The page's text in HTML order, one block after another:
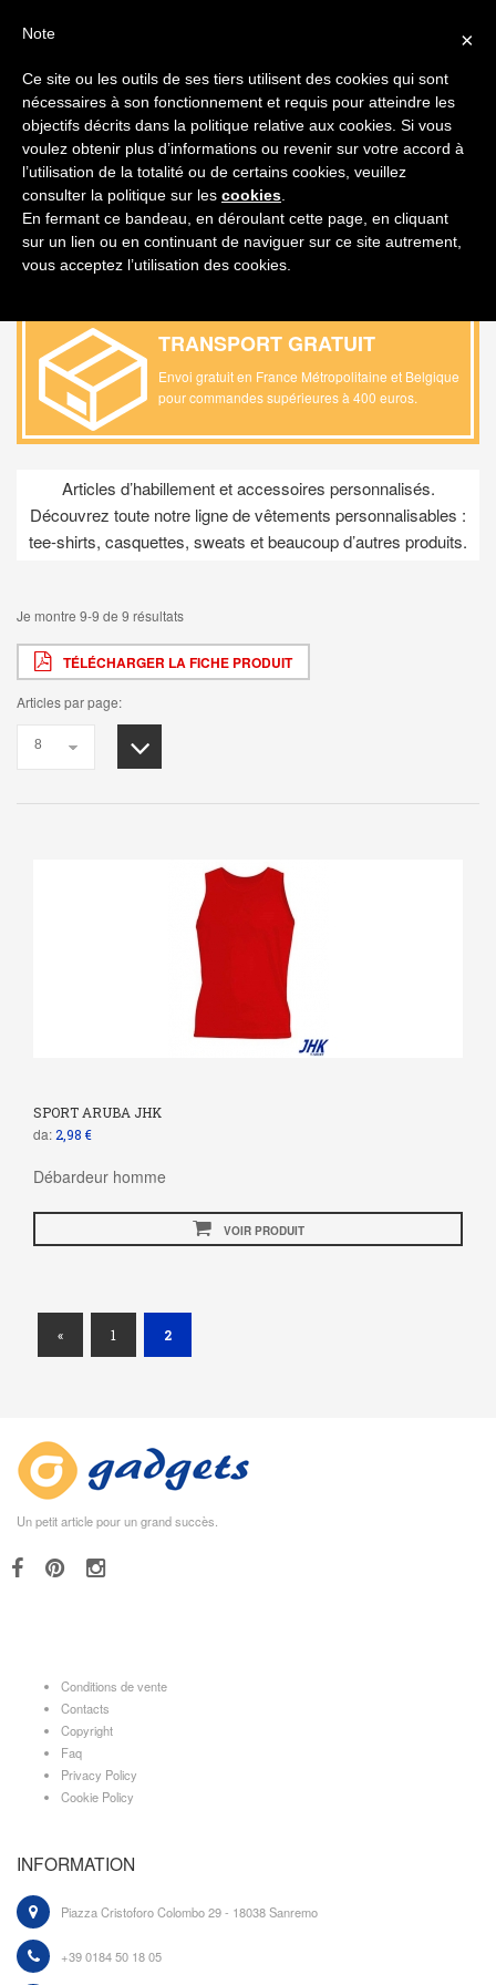
PRODUIT / VÊTEMENTS & ACCESSOIRES /
DÉBARDEURS
TRANSPORT GRATUIT
Envoi gratuit en France Métropolitaine et Belgique
pour commandes supérieures à 400 euros.
Articles d’habillement et accessoires personnalisés.
Découvrez toute notre ligne de vêtements personnalisables :
tee-shirts, casquettes, sweats et beaucoup d’autres produits.
Je montre 9-9 de 9 résultats
TÉLÉCHARGER LA FICHE PRODUIT
Articles par page:
SPORT ARUBA JHK
da:2,98 €
Débardeur homme
VOIR PRODUIT
« 1 2(current)
Un petit article pour un grand succès.
Conditions de vente
Contacts
Copyright
Faq
Privacy Policy
Cookie Policy
INFORMATION
Piazza Cristoforo Colombo 29 - 18038 Sanremo
+39 0184 50 18 05
×
Note
Ce site ou les outils de ses tiers utilisent des cookies qui sont
nécessaires à son fonctionnement et requis pour atteindre les
objectifs décrits dans la politique relative aux cookies. Si vous
voulez obtenir plus d’informations ou revenir sur votre accord à
l’utilisation de la totalité ou de certains cookies, veuillez
consulter la politique sur les cookies
En fermant ce bandeau, en déroulant cette page, en cliquant
sur un lien ou en continuant de naviguer sur ce site autrement,
vous acceptez l’utilisation des cookies.